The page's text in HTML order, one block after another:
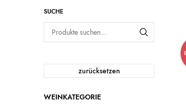
SUCHE
zurücksetzen
WEINKATEGORIE